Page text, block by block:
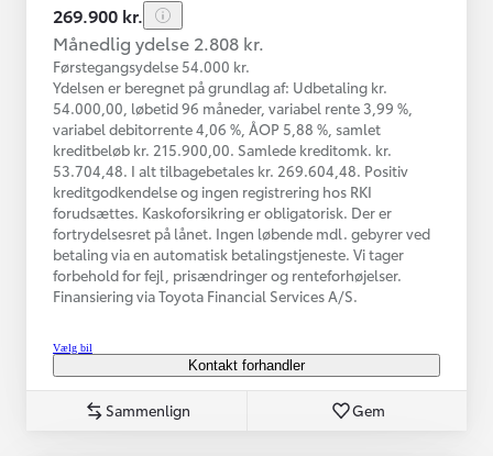
269.900 kr.
Månedlig ydelse 2.808 kr.
Førstegangsydelse 54.000 kr.
Ydelsen er beregnet på grundlag af: Udbetaling kr.
54.000,00, løbetid 96 måneder, variabel rente 3,99 %,
variabel debitorrente 4,06 %, ÅOP 5,88 %, samlet
kreditbeløb kr. 215.900,00. Samlede kreditomk. kr.
53.704,48. I alt tilbagebetales kr. 269.604,48. Positiv
kreditgodkendelse og ingen registrering hos RKI
forudsættes. Kaskoforsikring er obligatorisk. Der er
fortrydelsesret på lånet. Ingen løbende mdl. gebyrer ved
betaling via en automatisk betalingstjeneste. Vi tager
forbehold for fejl, prisændringer og renteforhøjelser.
Finansiering via Toyota Financial Services A/S.
Vælg bil
Kontakt forhandler
Sammenlign Gem